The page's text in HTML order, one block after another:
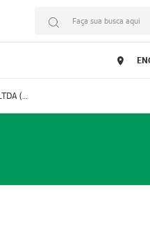
Faça sua busca aqui
Prestador Decordis Exames Cardiológicos LTDA (51004346-0)